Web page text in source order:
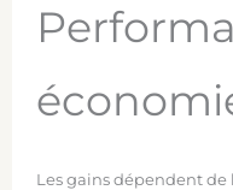
Les gains dépendent de